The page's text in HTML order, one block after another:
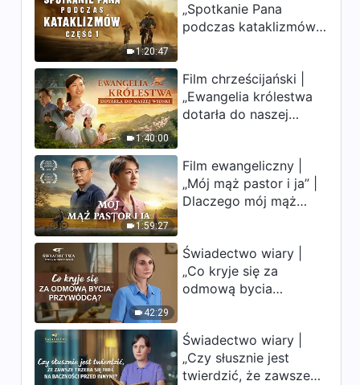
1:01:34
odpowiedzialności
przywódców i pracowników
(29)” (Rozdział drugi)
49:33
Słowo Boże | „Zakres
odpowiedzialności
przywódców i pracowników
(29)” (Rozdział trzeci)
54:55
Słowo Boże | „Zakres
odpowiedzialności
przywódców i pracowników
(29)” (Rozdział czwarty)
uderzają. Ludzkość
weszła w odliczanie.
1:20:47
„Spotkanie Pana
podczas kataklizmów”
krawędzi, dokąd
zmierza los ludzkości?
1:40:00
Film chrześcijański |
„Ewangelia królestwa
dotarła do naszej
1:59:27
Film ewangeliczny |
„Mój mąż pastor i ja” |
Dlaczego mój mąż
42:29
Świadectwo wiary |
„Co kryje się za
odmową bycia
Świadectwo wiary |
„Czy słusznie jest
twierdzić, że zawsze